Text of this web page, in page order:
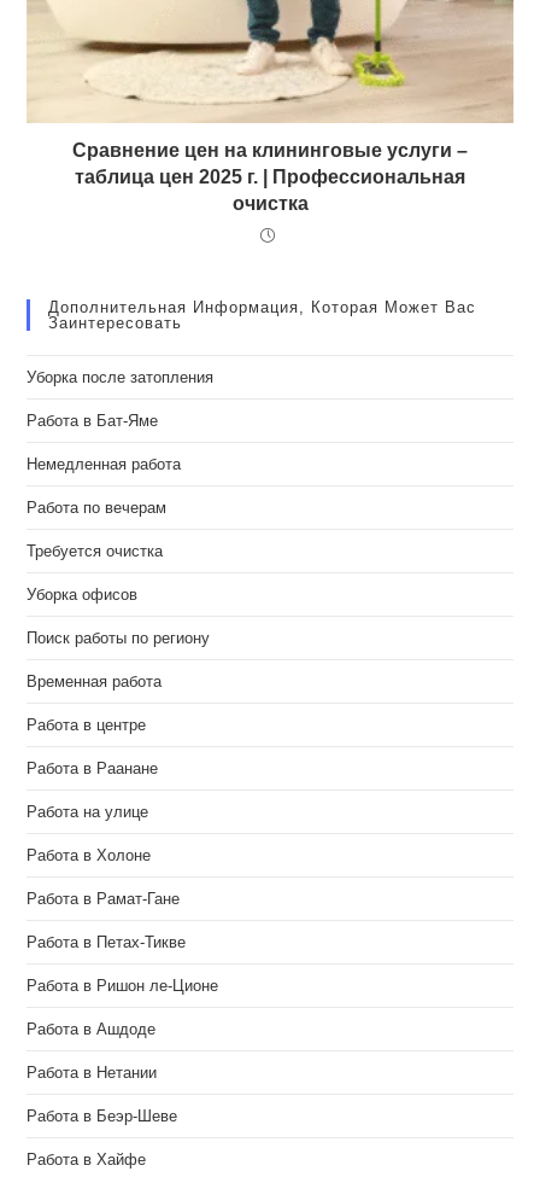
Сравнение цен на клининговые услуги –
таблица цен 2025 г. | Профессиональная
очистка
Дополнительная Информация, Которая Может Вас
Заинтересовать
Уборка после затопления
Работа в Бат-Яме
Немедленная работа
Работа по вечерам
Требуется очистка
Уборка офисов
Поиск работы по региону
Временная работа
Работа в центре
Работа в Раанане
Работа на улице
Работа в Холоне
Работа в Рамат-Гане
Работа в Петах-Тикве
Работа в Ришон ле-Ционе
Работа в Ашдоде
Работа в Нетании
Работа в Беэр-Шеве
Работа в Хайфе